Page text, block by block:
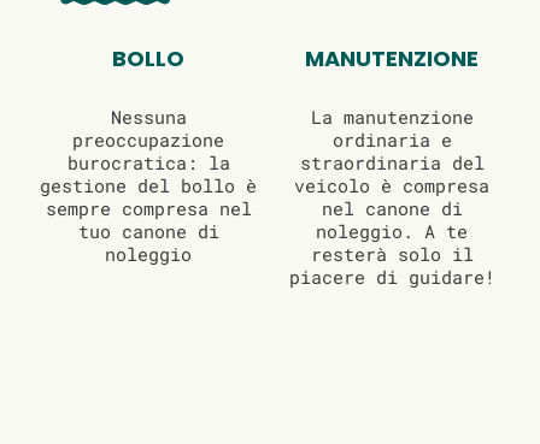
BOLLO
Nessuna
preoccupazione
burocratica: la
gestione del bollo è
sempre compresa nel
tuo canone di
noleggio
MANUTENZIONE
La manutenzione
ordinaria e
straordinaria del
veicolo è compresa
nel canone di
noleggio. A te
resterà solo il
piacere di guidare!